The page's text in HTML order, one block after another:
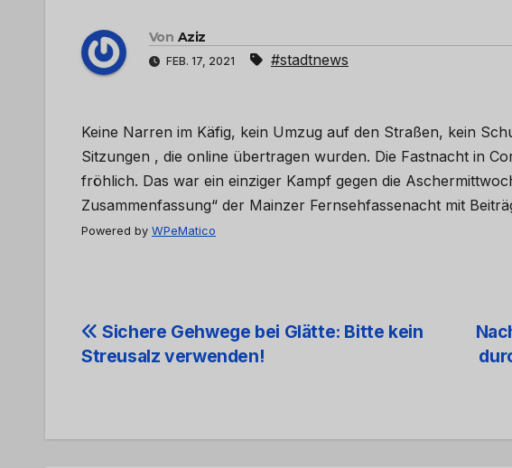
Von Aziz
FEB. 17, 2021 #stadtnews
Keine Narren im Käfig, kein Umzug auf den Straßen, kein
Sitzungen , die online übertragen wurden. Die Fastnacht in
fröhlich. Das war ein einziger Kampf gegen die
Zusammenfassung“ der Mainzer Fernsehfassenacht mit
Powered by WPeMatico
Beitrags-
Sichere Gehwege bei Glätte: Bitte kein
Streusalz verwenden!